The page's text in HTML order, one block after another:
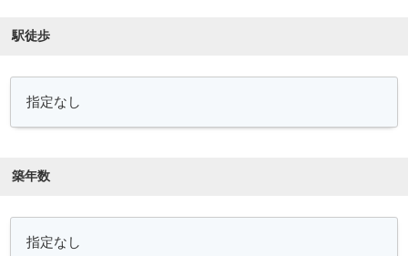
駅徒歩
築年数